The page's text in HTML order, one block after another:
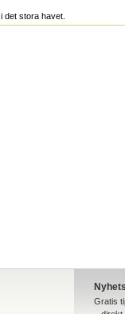
det stora havet.
Gratis